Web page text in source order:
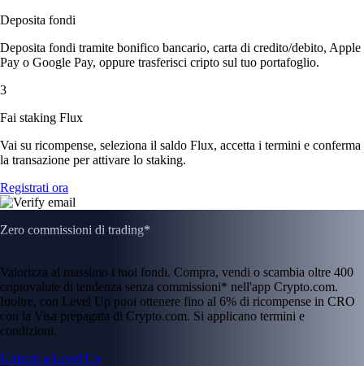
Deposita fondi
Deposita fondi tramite bonifico bancario, carta di credito/debito, Apple
Pay o Google Pay, oppure trasferisci cripto sul tuo portafoglio.
3
Fai staking Flux
Vai su ricompense, seleziona il saldo Flux, accetta i termini e conferma
la transazione per attivare lo staking.
Registrati ora
Zero commissioni di trading*
Valorizza al massimo i tuoi fondi. Compra, vendi o scambia oltre 400
criptovalute di tendenza senza commissioni* nell'app Crypto.com.
Inoltre, con Level Up puoi ottenere fino al 6% di ricompense in CRO
con la Visa prepagata di Crypto.com. Si applicano termini e
condizioni.
Unisciti a Level Up